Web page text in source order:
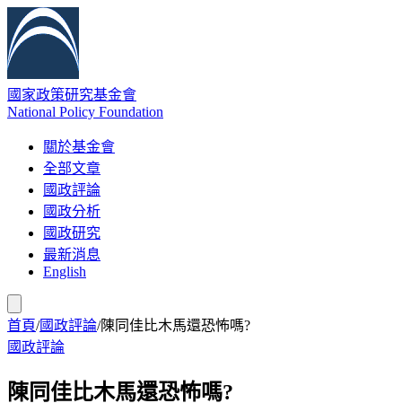
國家政策研究基金會
National Policy Foundation
關於基金會
全部文章
國政評論
國政分析
國政研究
最新消息
English
首頁/國政評論/陳同佳比木馬還恐怖嗎?
國政評論
陳同佳比木馬還恐怖嗎?